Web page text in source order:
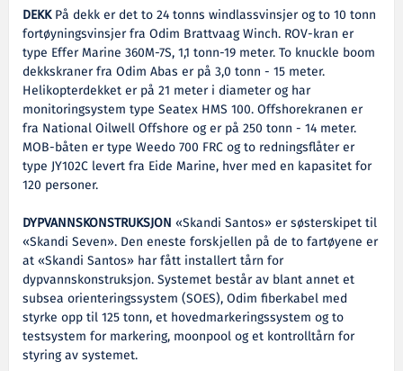
DEKKPå dekk er det to 24 tonns windlassvinsjer og to 10 tonn
fortøyningsvinsjer fra Odim Brattvaag Winch. ROV-kran er
type Effer Marine 360M-7S, 1,1 tonn-19 meter. To knuckle boom
dekkskraner fra Odim Abas er på 3,0 tonn - 15 meter.
Helikopterdekket er på 21 meter i diameter og har
monitoringsystem type Seatex HMS 100. Offshorekranen er
fra National Oilwell Offshore og er på 250 tonn - 14 meter.
MOB-båten er type Weedo 700 FRC og to redningsflåter er
type JY102C levert fra Eide Marine, hver med en kapasitet for
120 personer.
DYPVANNSKONSTRUKSJON «Skandi Santos» er søsterskipet til
«Skandi Seven». Den eneste forskjellen på de to fartøyene er
at «Skandi Santos» har fått installert tårn for
dypvannskonstruksjon. Systemet består av blant annet et
subsea orienteringssystem (SOES), Odim fiberkabel med
styrke opp til 125 tonn, et hovedmarkeringssystem og to
testsystem for markering, moonpool og et kontrolltårn for
styring av systemet.